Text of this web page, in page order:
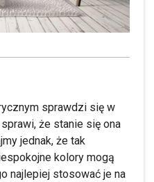
sprawdzi się w
że stanie się ona
jednak, że tak
kolory mogą
najlepiej stosować je na